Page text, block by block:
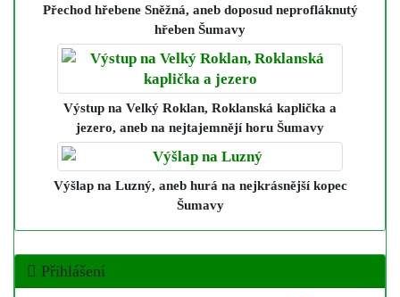
Přechod hřebene Sněžná, aneb doposud neprofláknutý
hřeben Šumavy
Výstup na Velký Roklan, Roklanská kaplička a
jezero, aneb na nejtajemnějí horu Šumavy
Výšlap na Luzný, aneb hurá na nejkrásnější kopec
Šumavy
Přihlášení